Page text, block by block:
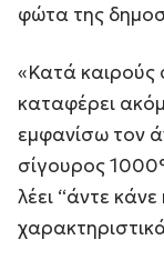
φώτα της
«Κατά καιρούς
καταφέρει
εμφανίσω τον
σίγουρος
λέει “άντε